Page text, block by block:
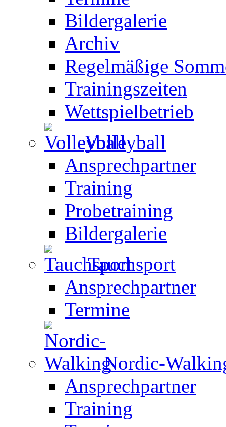
Bildergalerie
Archiv
Regelmäßige
Trainingszeiten
Wettspielbetrieb
Volleyball
Ansprechpartner
Training
Probetraining
Bildergalerie
Tauchsport
Ansprechpartner
Termine
Nordic-
Ansprechpartner
Training